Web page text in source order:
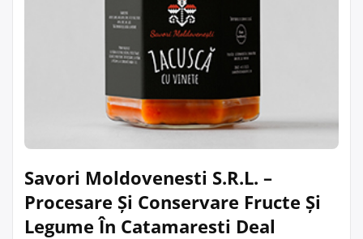
Savori Moldovenesti S.R.L. –
Procesare Și Conservare Fructe Și
Legume În Catamaresti Deal